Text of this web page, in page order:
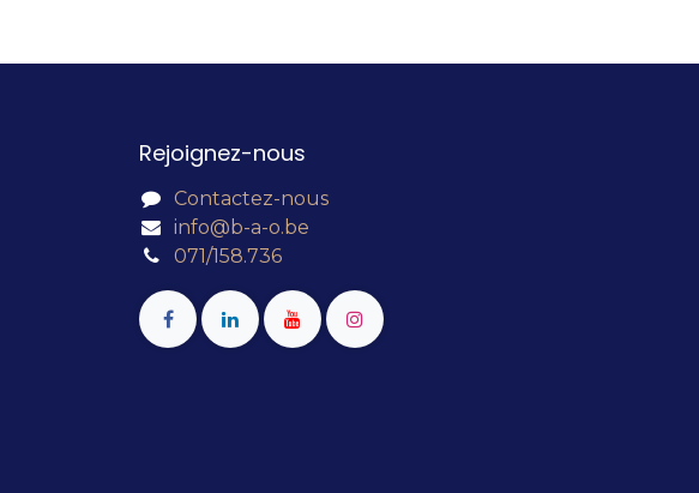
Rejoignez-nous
Contactez-nous
info@b-a-o.be
071/158.736